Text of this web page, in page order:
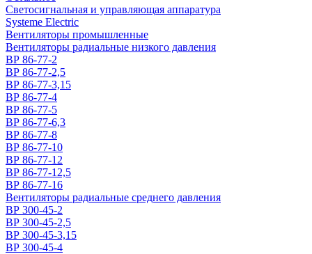
Светосигнальная и управляющая аппаратура
Systeme Electric
Вентиляторы промышленные
Вентиляторы радиальные низкого давления
ВР 86-77-2
ВР 86-77-2,5
ВР 86-77-3,15
ВР 86-77-4
ВР 86-77-5
ВР 86-77-6,3
ВР 86-77-8
ВР 86-77-10
ВР 86-77-12
ВР 86-77-12,5
ВР 86-77-16
Вентиляторы радиальные среднего давления
ВР 300-45-2
ВР 300-45-2,5
ВР 300-45-3,15
ВР 300-45-4